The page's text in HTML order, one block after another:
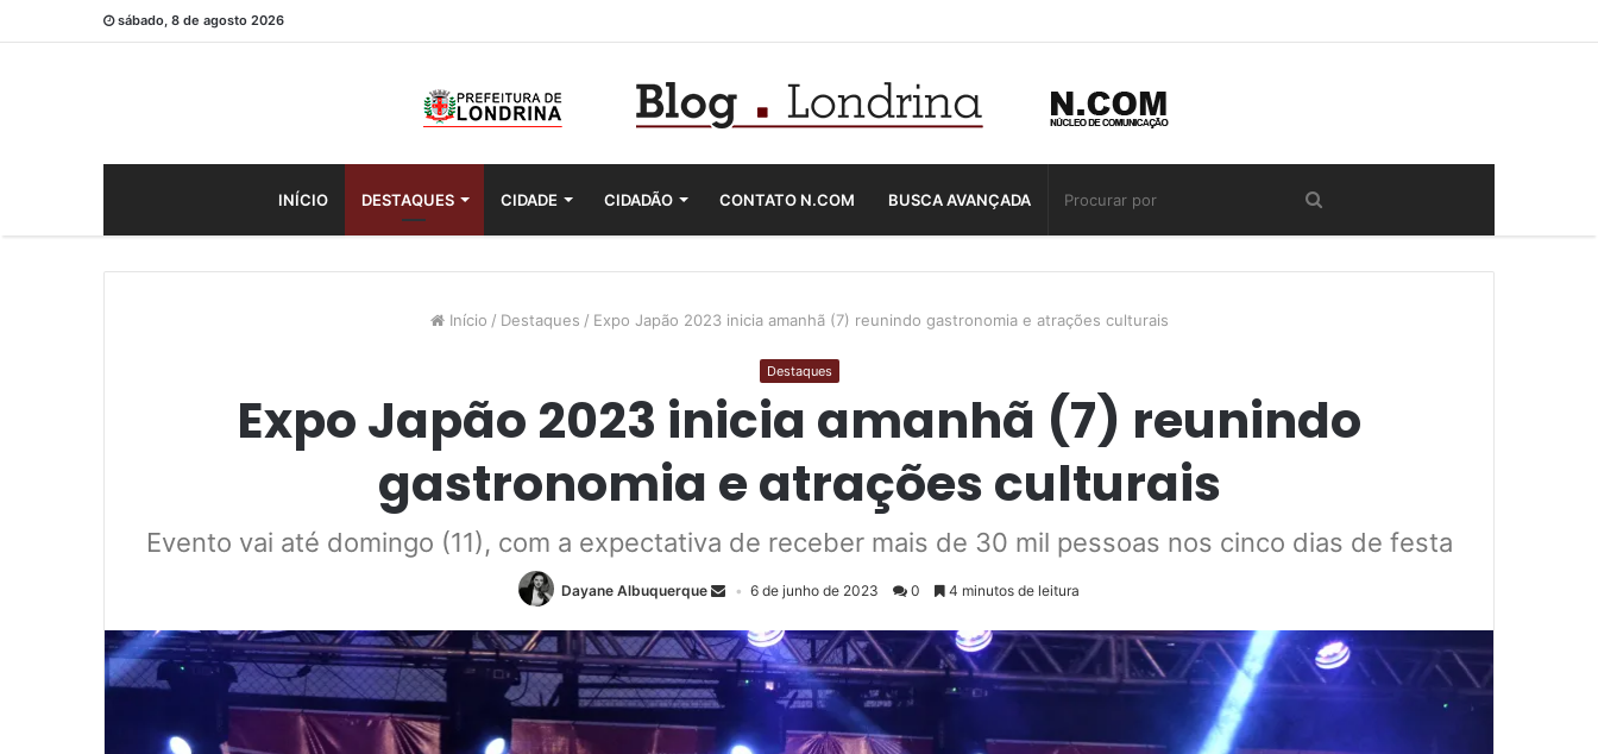
sábado, 8 de agosto 2026
INÍCIO DESTAQUES CIDADE CIDADÃO CONTATO N.COM BUSCA AVANÇADA
Início / Destaques / Expo Japão 2023 inicia amanhã (7) reunindo gastronomia e atrações culturais
Destaques
Expo Japão 2023 inicia amanhã (7) reunindo
gastronomia e atrações culturais
Evento vai até domingo (11), com a expectativa de receber mais de 30 mil pessoas nos cinco dias de festa
Dayane Albuquerque 6 de junho de 2023 0 4 minutos de leitura